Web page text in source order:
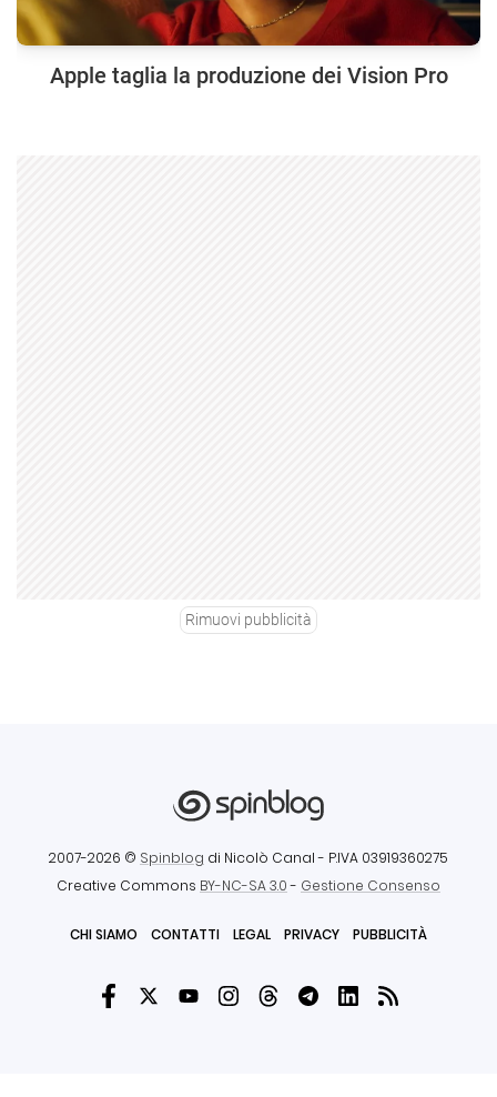
Apple taglia la produzione dei Vision Pro
Rimuovi pubblicità
2007-2026 © Spinblog di Nicolò Canal - P.IVA 03919360275
Creative Commons BY-NC-SA 3.0- Gestione Consenso
CHI SIAMO CONTATTI LEGAL PRIVACY PUBBLICITÀ